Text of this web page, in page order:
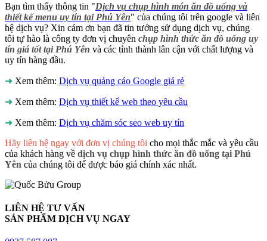
Bạn tìm thấy thông tin "Dịch vụ chụp hình món ăn đồ uống và
thiết kế menu uy tín tại Phú Yên" của chúng tôi trên google và liên
hệ dịch vụ? Xin cám ơn bạn đã tin tưởng sử dụng dịch vụ, chúng
tôi tự hào là công ty đơn vị chuyên chụp hình thức ăn đồ uống uy
tín giá tốt tại Phú Yên và các tỉnh thành lân cận với chất lượng và
uy tín hàng đầu.
➜ Xem thêm: Dịch vụ quảng cáo Google giá rẻ
➜ Xem thêm: Dịch vụ thiết kế web theo yêu cầu
➜ Xem thêm: Dịch vụ chăm sóc seo web uy tín
Hãy liên hệ ngay với đơn vị chúng tôi cho mọi thắc mắc và yêu cầu
của khách hàng về dịch vụ chụp hình thức ăn đồ uống tại Phú
Yên của chúng tôi để được báo giá chính xác nhất.
LIÊN HỆ TƯ VẤN
SẢN PHẨM DỊCH VỤ NGAY